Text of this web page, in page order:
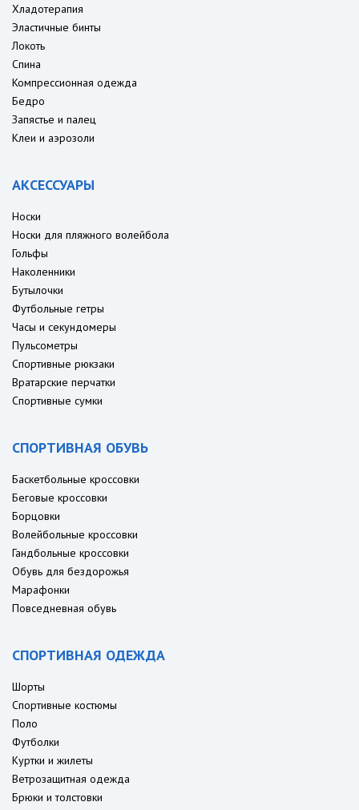
Хладотерапия
Эластичные бинты
Локоть
Спина
Компрессионная одежда
Бедро
Запястье и палец
Клеи и аэрозоли
АКСЕССУАРЫ
Носки
Носки для пляжного волейбола
Гольфы
Наколенники
Бутылочки
Футбольные гетры
Часы и секундомеры
Пульсометры
Спортивные рюкзаки
Вратарские перчатки
Спортивные сумки
СПОРТИВНАЯ ОБУВЬ
Баскетбольные кроссовки
Беговые кроссовки
Борцовки
Волейбольные кроссовки
Гандбольные кроссовки
Обувь для бездорожья
Марафонки
Повседневная обувь
СПОРТИВНАЯ ОДЕЖДА
Шорты
Спортивные костюмы
Поло
Футболки
Куртки и жилеты
Ветрозащитная одежда
Брюки и толстовки